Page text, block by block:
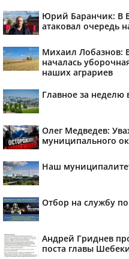
Юрий Баранчик: В
атаковал очередь
Михаил Лобазнов:
началась
наших аграриев
Главное за неделю
Олег Медведев:
муниципального
Наш
Отбор на службу
Андрей Гриднев
поста главы